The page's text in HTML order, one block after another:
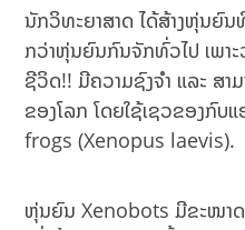
ນັກວິທະຍາສາດ ໄດ້ສ້າງຫຸ່ນຍົ
ກວ່າຫຸ່ນຍົນກົນຈັກທົ່ວໄປ ເພາ
ຊີວິດ!! ມີຄວາມຊົງຈຳ ແລະ ສາ
ຂອງໂລກ ໂດຍໃຊ້ເຊວຂອງກົ
frogs (Xenopus laevis).
ຫຸ່ນຍົນ Xenobots ມີຂະໜາ